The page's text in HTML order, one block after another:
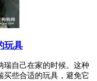
玩具
瑞自己在家的时候。这种
买些合适的玩具，避免它